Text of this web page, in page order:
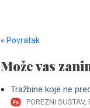
« Povratak
Može vas
Tražbine koje ne
POREZNI